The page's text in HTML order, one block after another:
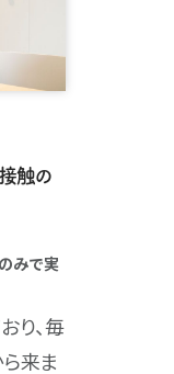
触の
みで実
り、毎
来ま